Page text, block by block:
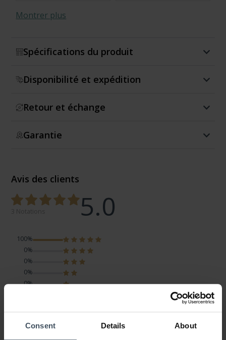
Consent Details About
Medio Ohrringe Medio Ohrringe
Medio Ohrringe Medio Ohrringe
Medio Ohrringe Medio Ohrringe
Medio Ohrringe Medio Ohrringe
Medio Ohrringe
Montrer plus
Spécifications du produit
Disponibilité et expédition
Retour et échange
Garantie
Avis des clients
5.0
100%
0%
0%
0%
0%
neue Marke beim Helen K.